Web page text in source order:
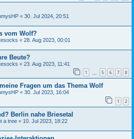
« 30. Jul 2024, 20:51
vom Wolf?
« 28. Aug 2023, 00:01
Beute?
« 23. Aug 2023, 11:41
1 5 6 7 8
Fragen um das Thema Wolf
« 30. Jul 2023, 16:04
1 2
Berlin nahe Briesetal
a tree « 10. Jul 2023, 18:22